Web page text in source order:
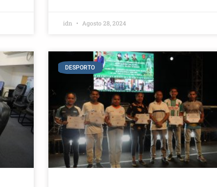
idn Agosto 28, 2024
DESPORTO